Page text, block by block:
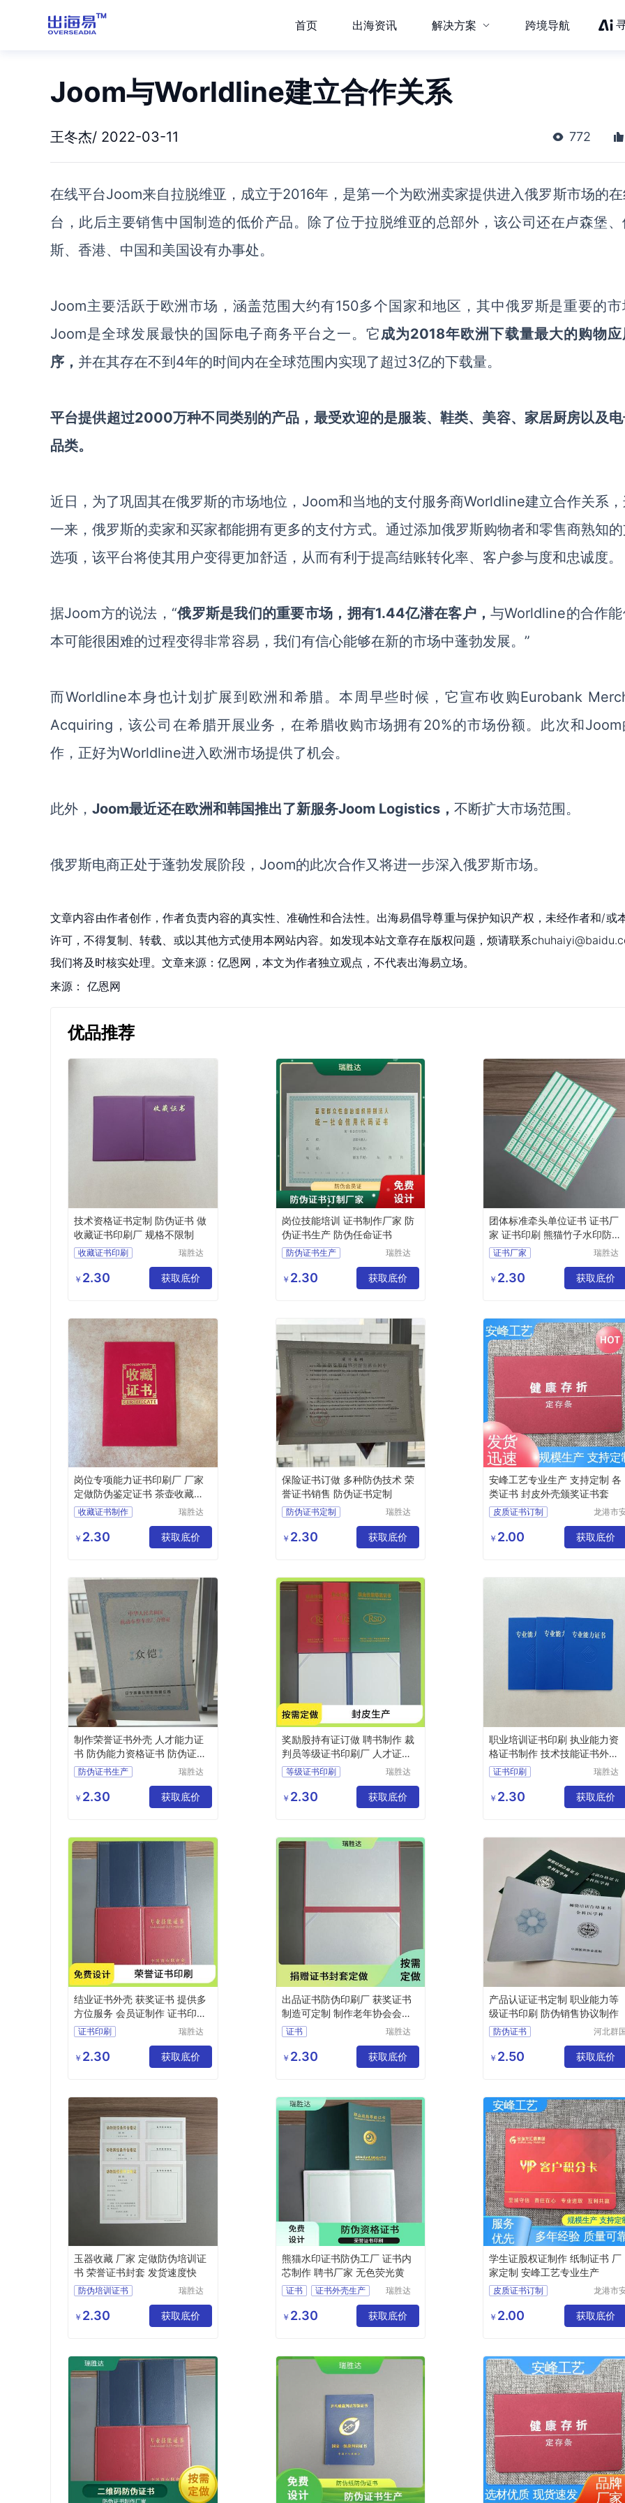
首页 出海资讯 解决方案 跨境导航
Joom与Worldline建立合作关系
王冬杰/ 2022-03-11 772
在线平台Joom来自拉脱维亚，成立于2016年，是第一个为欧洲卖家提供进入俄罗斯市场的
台，此后主要销售中国制造的低价产品。除了位于拉脱维亚的总部外，该公司还在卢森堡
斯、香港、中国和美国设有办事处。
Joom主要活跃于欧洲市场，涵盖范围大约有150多个国家和地区，其中俄罗斯是重要的
Joom是全球发展最快的国际电子商务平台之一。它成为2018年欧洲下载量最大的购物应
序， 并在其存在不到 4年的时间内在全球范围内实现了超过3亿的下载量。
平台提供超过2000万种不同类别的产品，最受欢迎的是服装、鞋类、美容、家居厨房以及
品类。
近日，为了巩固其在俄罗斯的市场地位， Joom和当地的支付服务商Worldline建立合作关系
一来，俄罗斯的卖家和买家都能拥有更多的支付方式。通过添加俄罗斯购物者和零售商熟知
选项，该平台将使其用户变得更加舒适，从而有利于提高结账转化率、客户参与度和忠诚度。
据Joom方的说法， “俄罗斯是我们的重要市场，拥有1.44亿潜在客户，与Worldline的合作
本可能很困难的过程变得非常容易，我们有信心能够在新的市场中蓬勃发展。 ”
而Worldline本身也计划扩展到欧洲和希腊。本周早些时候，它宣布收购Eurobank
Acquiring，该公司在希腊开展业务，在希腊收购市场拥有20%的市场份额。 此次和
作，正好为Worldline进入欧洲市场提供了机会。
此外， Joom最近还在欧洲和韩国推出了新服务Joom Logistics ， 不断扩大市场范围。
俄罗斯电商正处于蓬勃发展阶段， Joom的此次合作又将进一步深入俄罗斯市场。
文章内容由作者创作，作者负责内容的真实性、准确性和合法性。出海易倡导尊重与保护知识产权，未经作者和/或
许可，不得复制、转载、或以其他方式使用本网站内容。如发现本站文章存在版权问题，烦请联系
我们将及时核实处理。文章来源：亿恩网，本文为作者独立观点，不代表出海易立场。
来源： 亿恩网
优品推荐
技术资格证书定制 防伪证书 做
收藏证书印刷厂 规格不限制
收藏证书印刷
防伪证书生产
瑞胜达
科技发展
有限公司
￥ 2.30 获取底价
岗位技能培训 证书制作厂家 防
伪证书生产 防伪任命证书
防伪证书生产
防伪资格证书制作
瑞胜达
科技发展
有限公司
￥ 2.30 获取底价
团体标准牵头单位证书 证书厂
家 证书印刷 熊猫竹子水印防伪
纸张
证书厂家
防修改证书工厂
瑞胜达
科技发
有限公
￥ 2.30 获取底价
岗位专项能力证书印刷厂 厂家
定做防伪鉴定证书 茶壶收藏证
书制作
收藏证书制作
防伪收藏证书价钱
瑞胜达
科技发展
有限公司
￥ 2.30 获取底价
保险证书订做 多种防伪技术 荣
誉证书销售 防伪证书定制
防伪证书定制
证书封套订做
瑞胜达
科技发展
有限公司
￥ 2.30 获取底价
安峰工艺专业生产 支持定制 各
类证书 封皮外壳颁奖证书套
皮质证书订制
各类证书
纸制证书
运动会证书
龙港市
品厂（
体工商
￥ 2.00 获取底价
制作荣誉证书外壳 人才能力证
书 防伪能力资格证书 防伪证书
生产厂
防伪证书生产
防伪证书封皮制作
瑞胜达
科技发展
有限公司
￥ 2.30 获取底价
奖励股持有证订做 聘书制作 裁
判员等级证书印刷厂 人才证书
定制
等级证书印刷
聘书证书封套外壳厂家
证书价钱
瑞胜达
科技发展
有限公司
￥ 2.30 获取底价
职业培训证书印刷 执业能力资
格证书制作 技术技能证书外壳
厂证书印刷
防伪纸防伪证书订做
瑞胜达
科技发
有限公
￥ 2.30 获取底价
结业证书外壳 获奖证书 提供多
方位服务 会员证制作 证书印刷
可定制
证书印刷
证书封皮报价
瑞胜达
科技发展
有限公司
￥ 2.30 获取底价
出品证书防伪印刷厂 获奖证书
制造可定制 制作老年协会会员
证任命书
证书
等级证书生产
瑞胜达
科技发展
有限公司
￥ 2.30 获取底价
产品认证证书定制 职业能力等
级证书印刷 防伪销售协议制作
防伪证书
河北群
伪印刷
限公司
￥ 2.50 获取底价
玉器收藏 厂家 定做防伪培训证
书 荣誉证书封套 发货速度快
防伪培训证书
职业技能证书厂家
聘书证书封套外壳加工
瑞胜达
科技发展
有限公司
￥ 2.30 获取底价
熊猫水印证书防伪工厂 证书内
芯制作 聘书厂家 无色荧光黄
证书
证书外壳生产
聘书安全线防伪证书定做
防伪证书
瑞胜达
科技发展
有限公司
￥ 2.30 获取底价
学生证股权证制作 纸制证书 厂
家定制 安峰工艺专业生产
皮质证书订制
皮本证书
荣誉证书
龙港市
品厂（
体工商
￥ 2.00 获取底价